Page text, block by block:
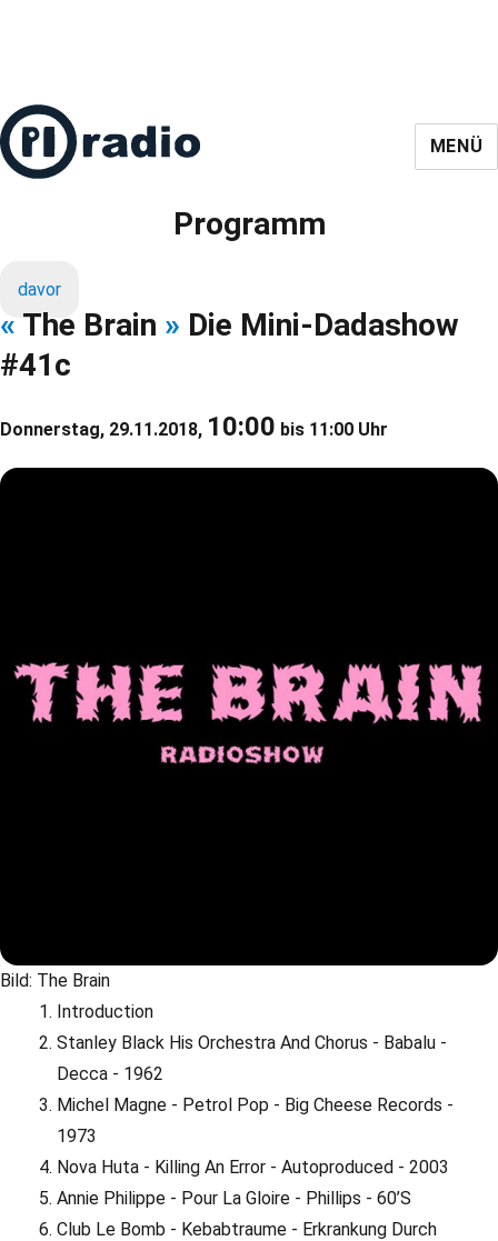
MENÜ
Programm
davor
« The Brain » Die Mini-Dadashow
#41c
Donnerstag, 29.11.2018, 10:00 bis 11:00 Uhr
Bild: The Brain
Introduction
Stanley Black His Orchestra And Chorus - Babalu -
Decca - 1962
Michel Magne - Petrol Pop - Big Cheese Records -
1973
Nova Huta - Killing An Error - Autoproduced - 2003
Annie Philippe - Pour La Gloire - Phillips - 60’S
Club Le Bomb - Kebabtraume - Erkrankung Durch